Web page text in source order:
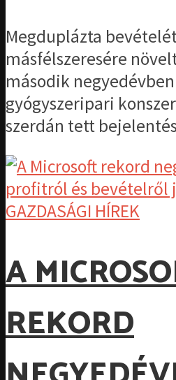
Megduplázta
másfélszeresére
második
gyógyszeripari
szerdán tett
GAZDASÁGI HÍREK
A
REKORD